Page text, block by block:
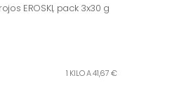
EROSKI, pack 3x30 g
1 KILO A 41,67 €